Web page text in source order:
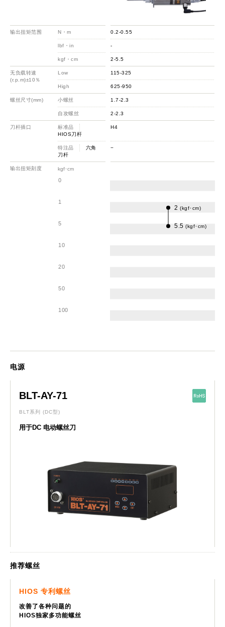
输出扭矩范围 N・m
lbf・in
kgf・cm
无负载转速
(r.p.m)±10％
Low
High
螺丝尺寸(mm) 小螺丝
自攻螺丝
刀杆插口
标准品
HIOS刀杆
特注品
六角
刀杆
输出扭矩刻度
0
1
5
10
20
50
100
kgf･cm
0.2-0.55
-
2-5.5
115-325
625-950
1.7-2.3
2-2.3
H4
−
2 (kgf･cm)
5.5 (kgf･cm)
电源
BLT-AY-71
BLT系列 (DC型)
用于DC 电动螺丝刀
推荐螺丝
HIOS 专利螺丝
改善了各种问题的
HIOS独家多功能螺丝